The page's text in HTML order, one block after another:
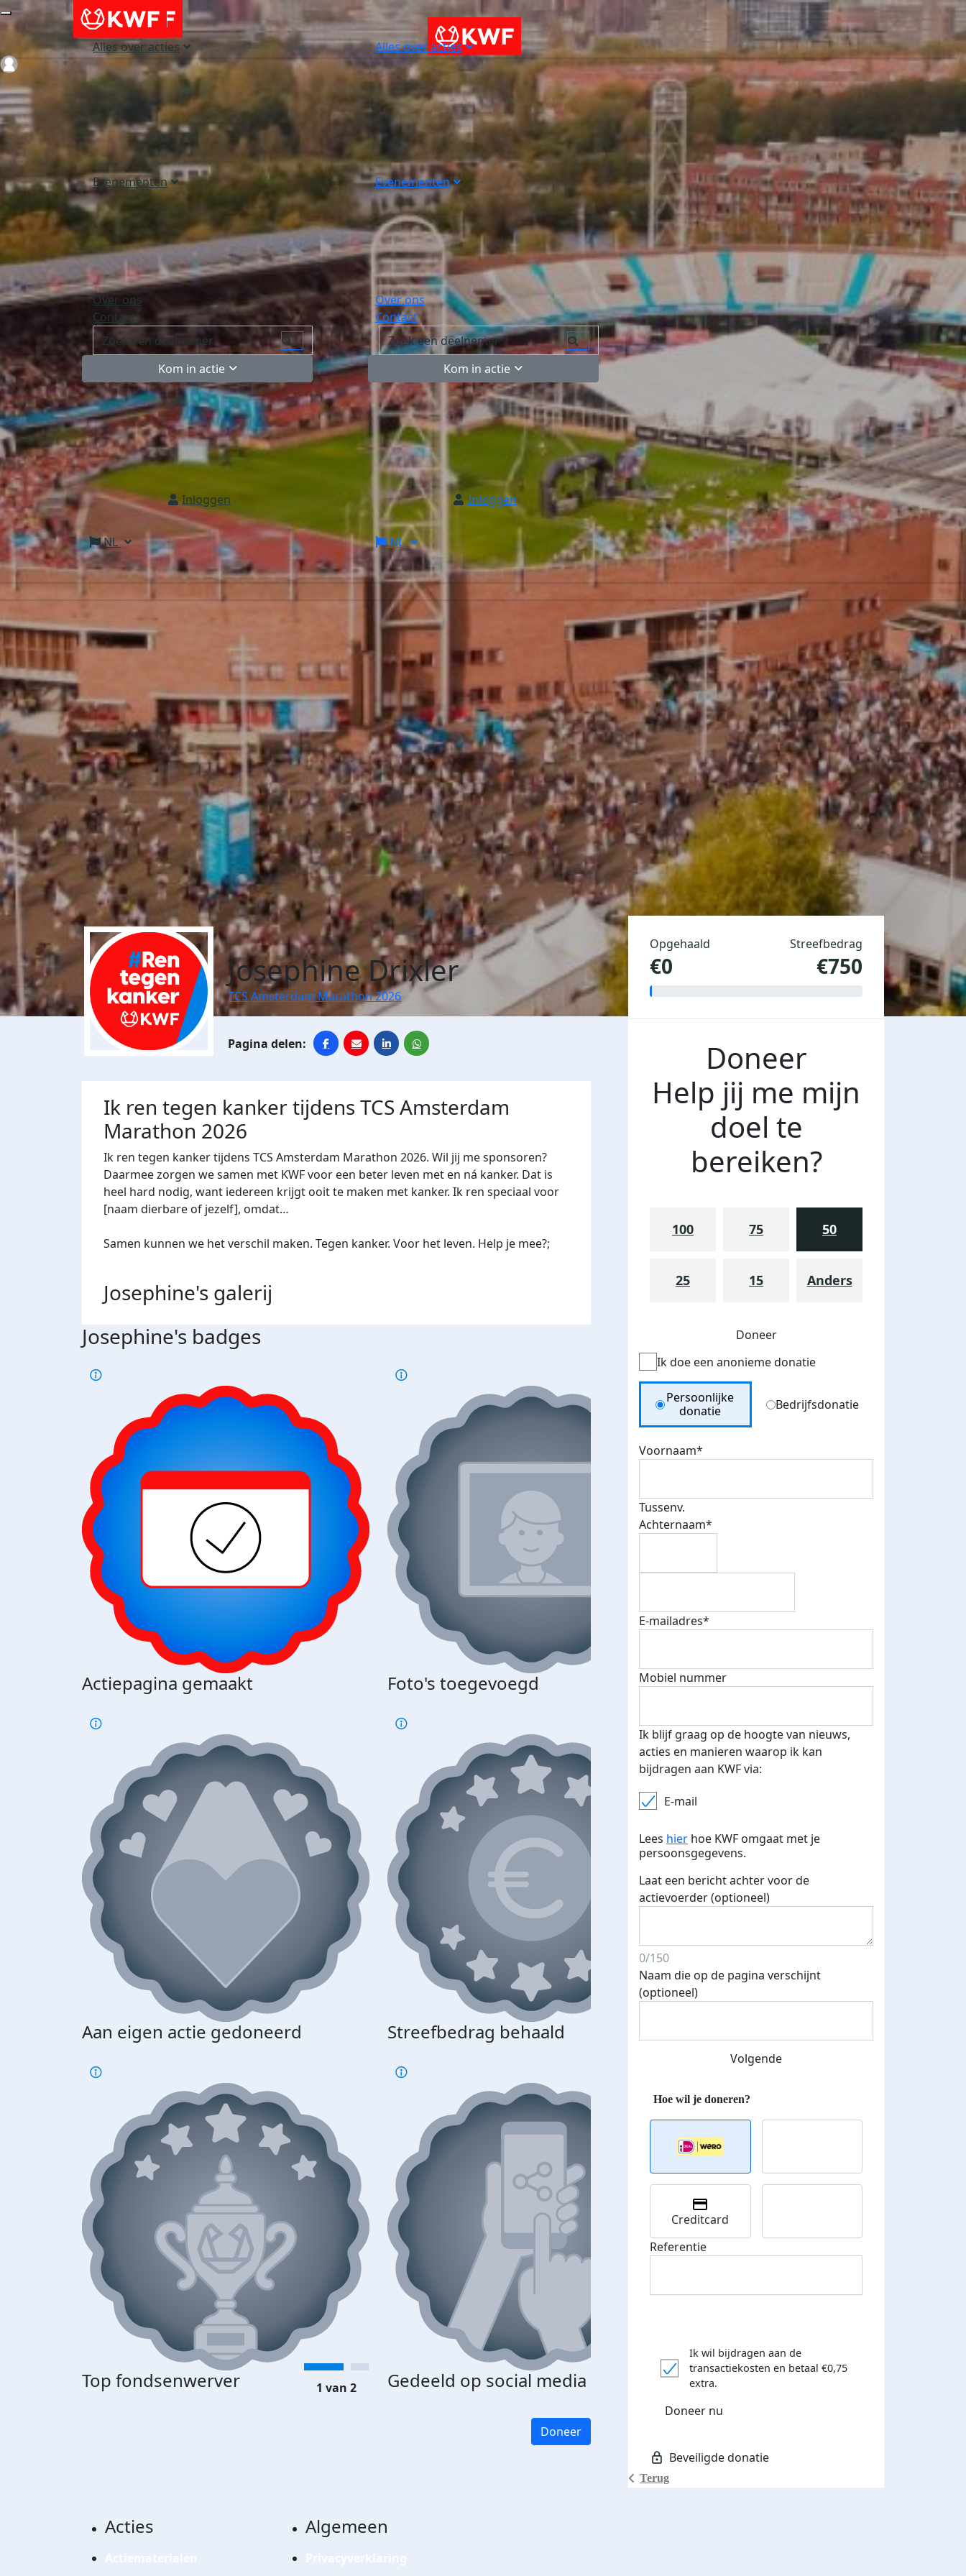
Alles over acties
Evenementen
Over ons
Contact
Kom in actie
Inloggen
NL
Alles over acties
Evenementen
Over ons
Contact
Kom in actie
Inloggen
NL
Login
Josephine Drixler
TCS Amsterdam Marathon 2026
Ik ren tegen kanker tijdens TCS Amsterdam
Marathon 2026
Ik ren tegen kanker tijdens TCS Amsterdam Marathon 2026. Wil jij me sponsoren?
Daarmee zorgen we samen met KWF voor een beter leven met en ná kanker. Dat is
heel hard nodig, want iedereen krijgt ooit te maken met kanker. Ik ren speciaal voor
[naam dierbare of jezelf], omdat…
Samen kunnen we het verschil maken. Tegen kanker. Voor het leven. Help je mee?;
Josephine's galerij
Josephine's badges
Actiepagina gemaakt Foto's toegevoegd E-mails verstuurd
Aan eigen actie gedoneerd Streefbedrag behaald
Top fondsenwerver Gedeeld op social media Donateurs bedankt
€500 euro opgehaald: t-shirt
1 van 2
Doneer
Opgehaald
€0
Streefbedrag
€750
Doneer
Help jij me mijn
doel te
bereiken?
100 75 50
25 15 Anders
Doneer
Ik doe een anonieme donatie
Donation Type
Persoonlijke
donatie
Bedrijfsdonatie
Voornaam*
Tussenv.
Achternaam*
E-mailadres*
Mobiel nummer
Ik blijf graag op de hoogte van nieuws,
acties en manieren waarop ik kan
bijdragen aan KWF via:
E-mail
Lees hier hoe KWF omgaat met je
persoonsgegevens.
Laat een bericht achter voor de
actievoerder (optioneel)
0/150
Naam die op de pagina verschijnt
(optioneel)
Volgende
Terug
Creditcard
Referentie
Ik wil bijdragen aan de
transactiekosten en betaal €0,75
extra.
Doneer nu
Acties Algemeen